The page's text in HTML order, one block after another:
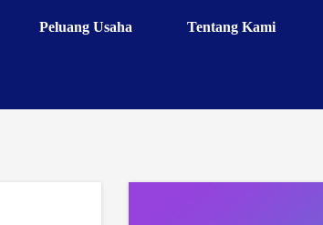
Peluang Usaha Tentang Kami